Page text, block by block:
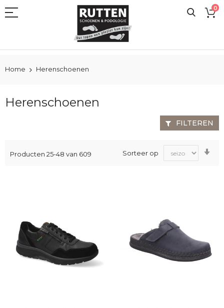
naar
0
Home Herenschoenen
Herenschoenen
Producten 25-48 van 609 Sorteer op
FILTEREN